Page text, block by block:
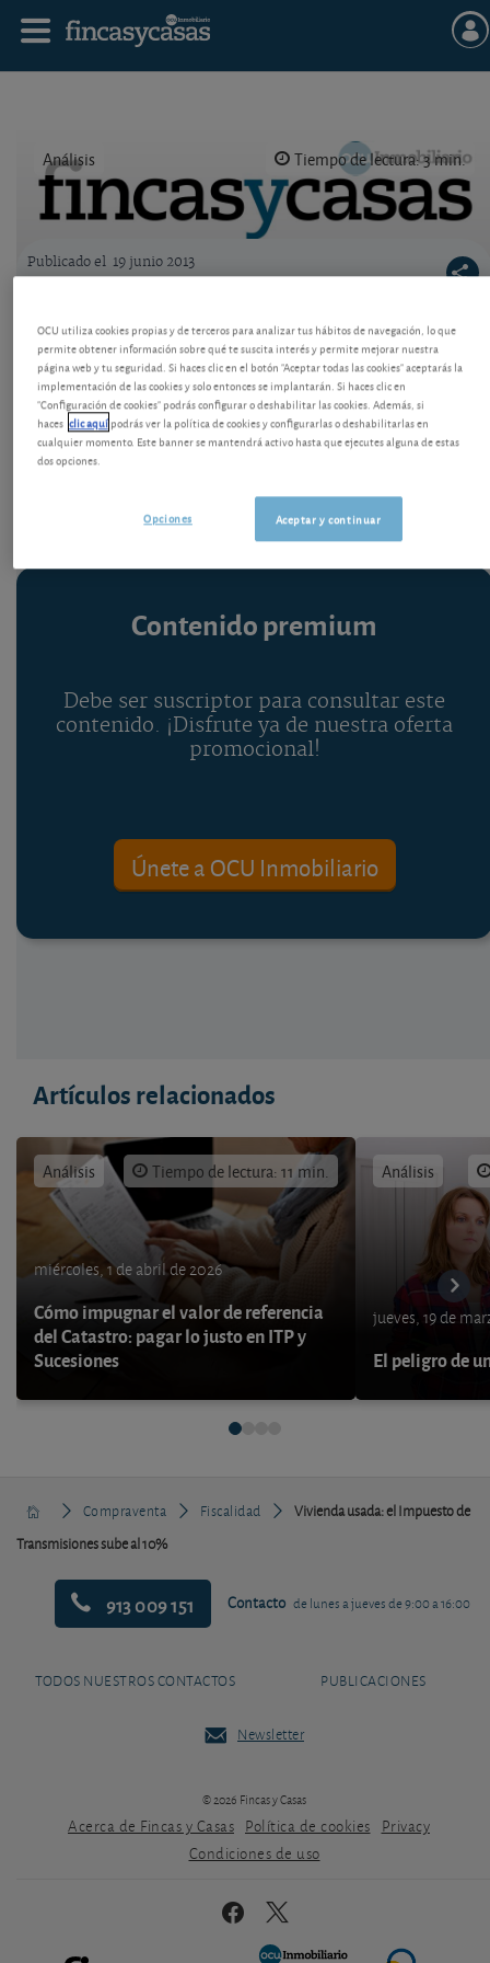
Análisis Tiempo de lectura: 3 min.
Logo OCU inmobiliario
Publicado el 19 junio 2013
Vivienda usada: el Impuesto de
Transmisiones sube al 10%
Al igual que hizo Galicia, Cataluña planea subir el
tipo de ITP al 10%. No es motivo para apresurarse a
comprar, los precios se ven más presionados a la
baja. Analizamos 55 barrios de Barcelona.
Contenido premium
Debe ser suscriptor para consultar este
contenido. ¡Disfrute ya de nuestra oferta
promocional!
Únete a OCU Inmobiliario
Artículos relacionados
Análisis Tiempo de lectura: 11 min.
miércoles, 1 de abril de 2026
Cómo impugnar el valor de referencia
del Catastro: pagar lo justo en ITP y
Sucesiones
Análisis
jueves, 19 de
El peligro de
Compraventa Fiscalidad
Vivienda usada: el Impuesto de
Transmisiones sube al 10%
913 009 151 Contacto de lunes a jueves de 9:00 a 16:00
TODOS NUESTROS CONTACTOS PUBLICACIONES
Newsletter
© 2026 Fincas y Casas
Acerca de Fincas y Casas Política de cookies
Privacy
Condiciones de uso
OCU utiliza cookies propias y de terceros para analizar tus hábitos de navegación, lo que
permite obtener información sobre qué te suscita interés y permite mejorar nuestra
página web y tu seguridad. Si haces clic en el botón "Aceptar todas las cookies" aceptarás la
implementación de las cookies y solo entonces se implantarán. Si haces clic en
"Configuración de cookies" podrás configurar o deshabilitar las cookies. Además, si
haces clic aquípodrás ver la política de cookies y configurarlas o deshabilitarlas en
cualquier momento. Este banner se mantendrá activo hasta que ejecutes alguna de estas
dos opciones.
Aceptar y continuar
Opciones